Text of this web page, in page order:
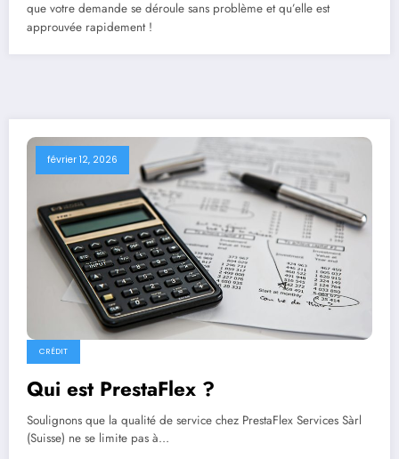
que votre demande se déroule sans problème et qu’elle est
approuvée rapidement !
février 12, 2026
CRÉDIT
Qui est PrestaFlex ?
Soulignons que la qualité de service chez PrestaFlex Services Sàrl
(Suisse) ne se limite pas à…